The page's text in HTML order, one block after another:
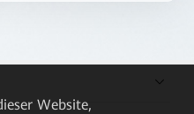
Website,